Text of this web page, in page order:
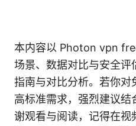
本内容以 Photon vpn
场景、数据对比与安全评
指南与对比分析。若你对
高标准需求，强烈建议
谢观看与阅读，记得在